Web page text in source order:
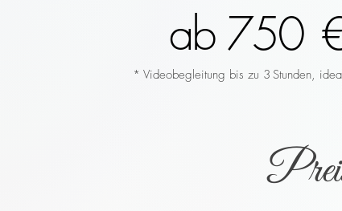
ab 750 €
* Videobegleitung bis zu 3 Stunden,